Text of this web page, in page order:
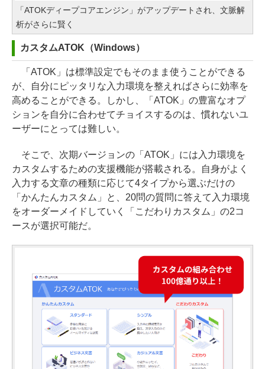
「ATOKディープコアエンジン」がアップデートされ、文脈解
析がさらに賢く
カスタムATOK（Windows）
「ATOK」は標準設定でもそのまま使うことができる
が、自分にピッタリな入力環境を整えればさらに効率を
高めることができる。しかし、「ATOK」の豊富なオプ
ションを自分に合わせてチョイスするのは、慣れないユ
ーザーにとっては難しい。
そこで、次期バージョンの「ATOK」には入力環境を
カスタムするための支援機能が搭載される。自身がよく
入力する文章の種類に応じて4タイプから選ぶだけの
「かんたんカスタム」と、20問の質問に答えて入力環境
をオーダーメイドしていく「こだわりカスタム」の2コ
ースが選択可能だ。